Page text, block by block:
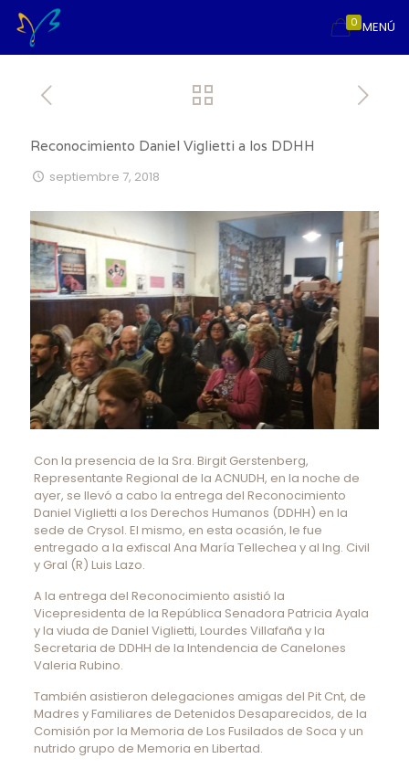
MENÚ
0
Reconocimiento Daniel Viglietti a los DDHH
septiembre 7, 2018
Con la presencia de la Sra. Birgit Gerstenberg,
Representante Regional de la ACNUDH, en la noche de
ayer, se llevó a cabo la entrega del Reconocimiento
Daniel Viglietti a los Derechos Humanos (DDHH) en la
sede de Crysol. El mismo, en esta ocasión, le fue
entregado a la exfiscal Ana María Tellechea y al Ing. Civil
y Gral (R) Luis Lazo.
A la entrega del Reconocimiento asistió la
Vicepresidenta de la República Senadora Patricia Ayala
y la viuda de Daniel Viglietti, Lourdes Villafaña y la
Secretaria de DDHH de la Intendencia de Canelones
Valeria Rubino.
También asistieron delegaciones amigas del Pit Cnt, de
Madres y Familiares de Detenidos Desaparecidos, de la
Comisión por la Memoria de Los Fusilados de Soca y un
nutrido grupo de Memoria en Libertad.